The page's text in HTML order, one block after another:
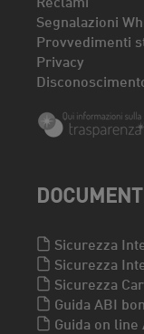
Segnalazioni
Provvedimenti
Privacy
Sicurezza
Sicurezza
Sicurezza
Guida ABI
Guida on